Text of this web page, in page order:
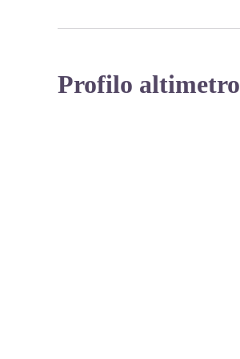
Profilo altimetro